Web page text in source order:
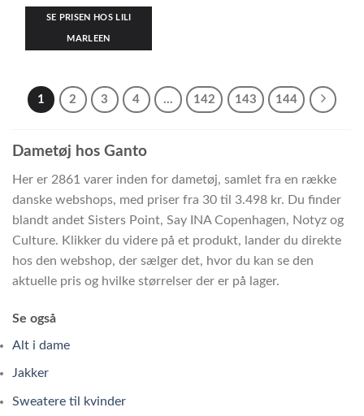
SE PRISEN HOS LILI
MARLEEN
1 2 3 4 … 142 143 144
Dametøj hos Ganto
Her er 2861 varer inden for dametøj, samlet fra en række
danske webshops, med priser fra 30 til 3.498 kr. Du finder
blandt andet Sisters Point, Say INA Copenhagen, Notyz og
Culture. Klikker du videre på et produkt, lander du direkte
hos den webshop, der sælger det, hvor du kan se den
aktuelle pris og hvilke størrelser der er på lager.
Se også
Alt i dame
Jakker
Sweatere til kvinder